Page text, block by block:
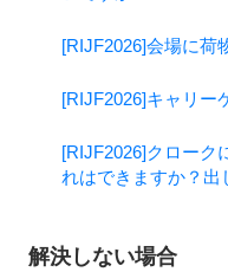
[RIJF2026]会場に荷
[RIJF2026]キャリー
[RIJF2026]クローク
れはできますか？出
解決しない場合